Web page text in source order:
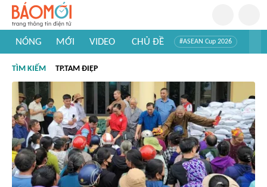
NÓNG MỚI VIDEO CHỦ ĐỀ #ASEAN Cup 2026
#Khám phá thế giới
TÌM KIẾM TP.TAM ĐIỆP